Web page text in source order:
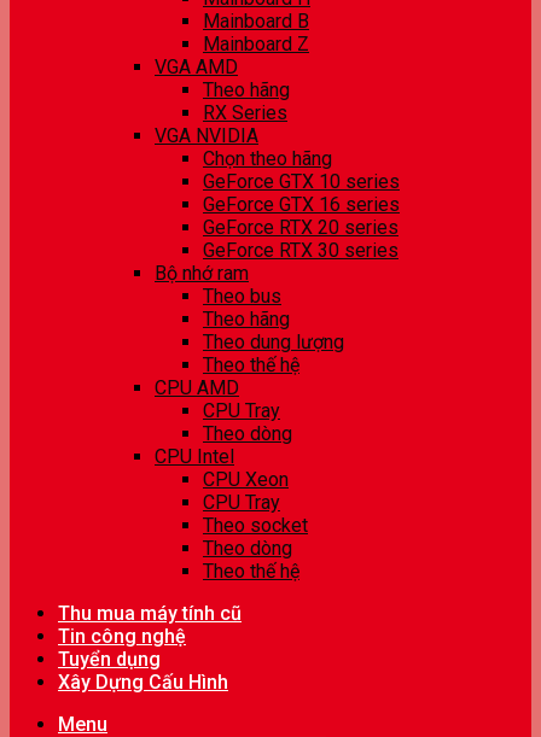
Mainboard B
Mainboard Z
VGA AMD
Theo hãng
RX Series
VGA NVIDIA
Chọn theo hãng
GeForce GTX 10 series
GeForce GTX 16 series
GeForce RTX 20 series
GeForce RTX 30 series
Bộ nhớ ram
Theo bus
Theo hãng
Theo dung lượng
Theo thế hệ
CPU AMD
CPU Tray
Theo dòng
CPU Intel
CPU Xeon
CPU Tray
Theo socket
Theo dòng
Theo thế hệ
Thu mua máy tính cũ
Tin công nghệ
Tuyển dụng
Xây Dựng Cấu Hình
Menu